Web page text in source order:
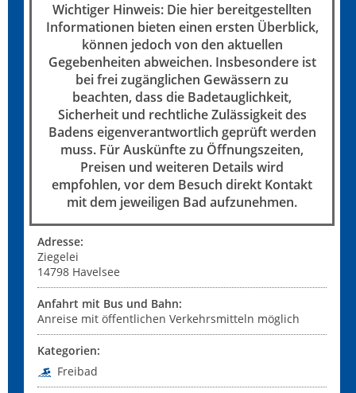
Wichtiger Hinweis: Die hier bereitgestellten
Informationen bieten einen ersten Überblick,
können jedoch von den aktuellen
Gegebenheiten abweichen. Insbesondere ist
bei frei zugänglichen Gewässern zu
beachten, dass die Badetauglichkeit,
Sicherheit und rechtliche Zulässigkeit des
Badens eigenverantwortlich geprüft werden
muss. Für Auskünfte zu Öffnungszeiten,
Preisen und weiteren Details wird
empfohlen, vor dem Besuch direkt Kontakt
mit dem jeweiligen Bad aufzunehmen.
Adresse:
Ziegelei
14798 Havelsee
Anfahrt mit Bus und Bahn:
Anreise mit öffentlichen Verkehrsmitteln möglich
Kategorien:
Freibad